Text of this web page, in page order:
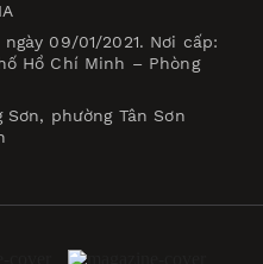
09/01/2021. Nơi cấp:
Hồ Chí Minh – Phòng
phường Tân Sơn